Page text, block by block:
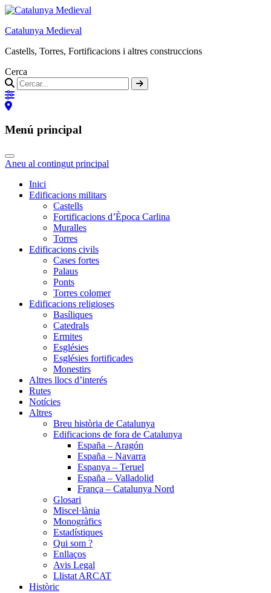
Catalunya Medieval
Castells, Torres, Fortificacions i altres construccions
Cerca
Menú principal
Aneu al contingut principal
Inici
Edificacions militars
Castells
Fortificacions d’Època Carlina
Muralles
Torres
Edificacions civils
Cases fortes
Palaus
Ponts
Torres colomer
Edificacions religioses
Basíliques
Catedrals
Ermites
Esglésies
Esglésies fortificades
Monestirs
Altres llocs d’interés
Rutes
Notícies
Altres
Breu història de Catalunya
Edificacions de fora de Catalunya
España – Aragón
España – Navarra
Espanya – Teruel
España – Valladolid
França – Catalunya Nord
Glosari
Miscel·lània
Monogràfics
Estadístiques
Qui som ?
Enllaços
Avis Legal
Llistat ARCAT
Històric